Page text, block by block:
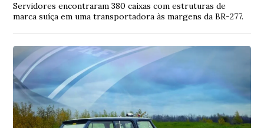
Servidores encontraram 380 caixas com estruturas de
marca suíça em uma transportadora às margens da BR-277.